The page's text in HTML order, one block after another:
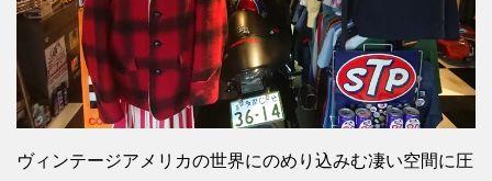
ヴィンテージアメリカの世界にのめり込みむ凄い空間に圧